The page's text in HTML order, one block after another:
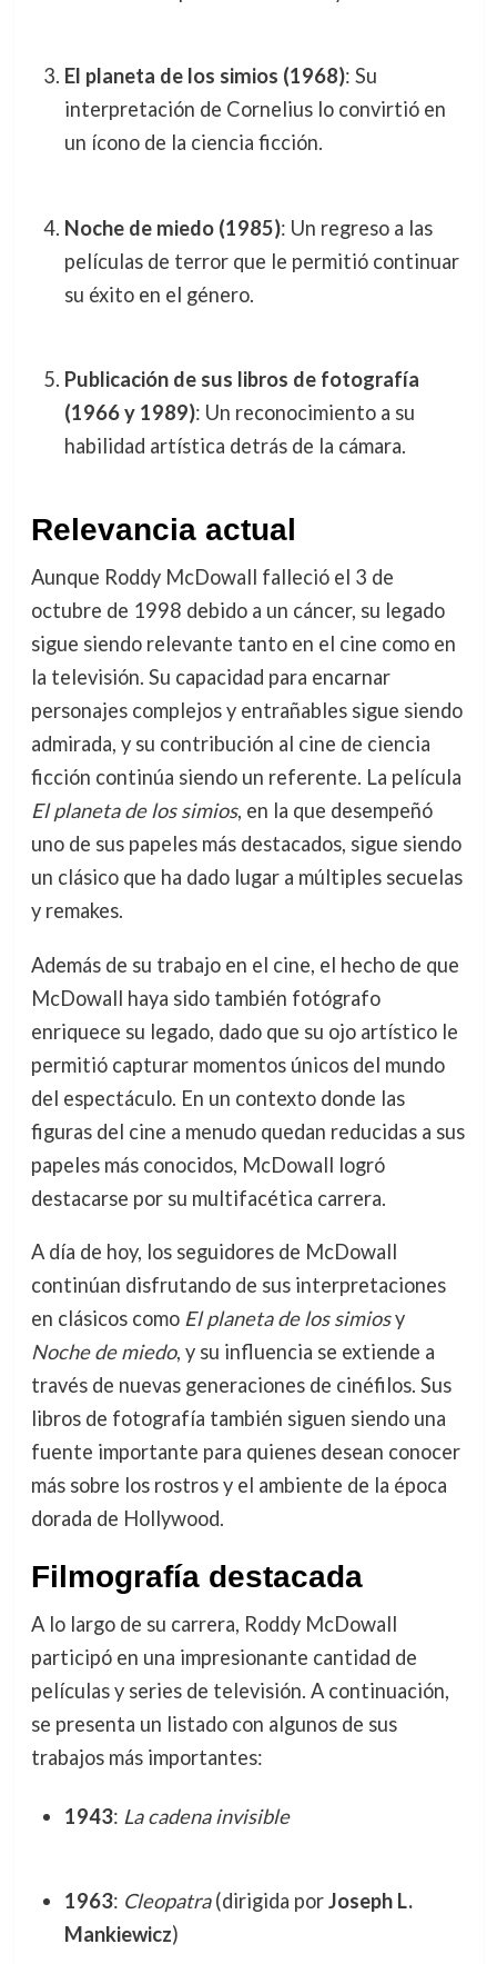
El planeta de los simios (1968): Su
interpretación de Cornelius lo convirtió en
un ícono de la ciencia ficción.
Noche de miedo (1985): Un regreso a las
películas de terror que le permitió continuar
su éxito en el género.
Publicación de sus libros de fotografía
(1966 y 1989): Un reconocimiento a su
habilidad artística detrás de la cámara.
Relevancia actual
Aunque Roddy McDowall falleció el 3 de
octubre de 1998 debido a un cáncer, su legado
sigue siendo relevante tanto en el cine como en
la televisión. Su capacidad para encarnar
personajes complejos y entrañables sigue siendo
admirada, y su contribución al cine de ciencia
ficción continúa siendo un referente. La película
El planeta de los simios, en la que desempeñó
uno de sus papeles más destacados, sigue siendo
un clásico que ha dado lugar a múltiples secuelas
y remakes.
Además de su trabajo en el cine, el hecho de que
McDowall haya sido también fotógrafo
enriquece su legado, dado que su ojo artístico le
permitió capturar momentos únicos del mundo
del espectáculo. En un contexto donde las
figuras del cine a menudo quedan reducidas a sus
papeles más conocidos, McDowall logró
destacarse por su multifacética carrera.
A día de hoy, los seguidores de McDowall
continúan disfrutando de sus interpretaciones
en clásicos como El planeta de los simiosy
Noche de miedo, y su influencia se extiende a
través de nuevas generaciones de cinéfilos. Sus
libros de fotografía también siguen siendo una
fuente importante para quienes desean conocer
más sobre los rostros y el ambiente de la época
dorada de Hollywood.
Filmografía destacada
A lo largo de su carrera, Roddy McDowall
participó en una impresionante cantidad de
películas y series de televisión. A continuación,
se presenta un listado con algunos de sus
trabajos más importantes:
1943: La cadena invisible
1963: Cleopatra(dirigida porJoseph L.
Mankiewicz)